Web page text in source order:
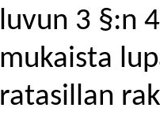
luvun 3 §:n
mukaista
ratasillan